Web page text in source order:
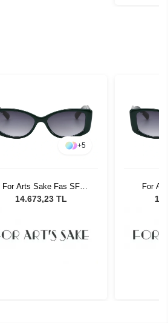
+5
For Arts Sake Fas SF
003GR Kadın Güneş
14.673,23 TL
For